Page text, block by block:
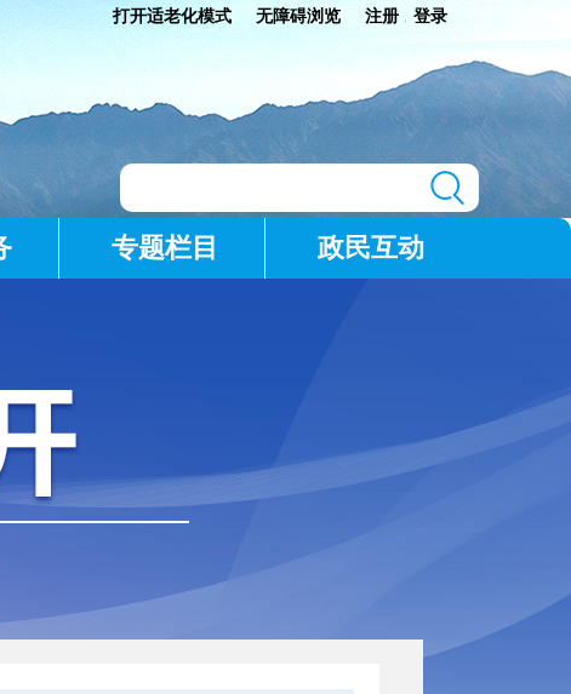
打开适老化模式 无障碍浏览 注册 登录
专题栏目 政民互动